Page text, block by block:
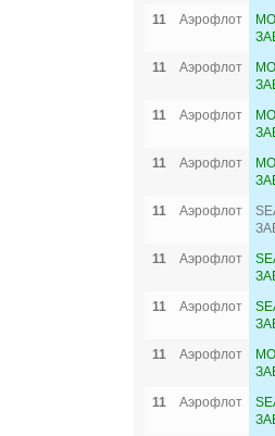
11
Аэрофлот
11
Аэрофлот
11
Аэрофлот
11
Аэрофлот
11
Аэрофлот
11
Аэрофлот
11
Аэрофлот
11
Аэрофлот
11
Аэрофлот